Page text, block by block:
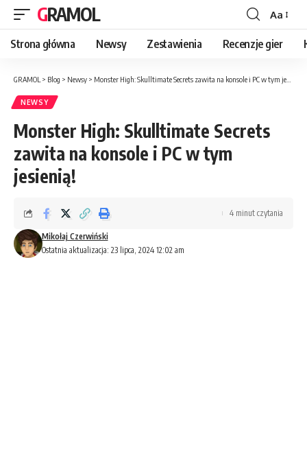
GRAMOL Aa
Strona główna Newsy Zestawienia Recenzje gier
GRAMOL > Blog > Newsy > Monster High: Skulltimate Secrets zawita na konsole i PC w tym jesienią!
NEWSY
Monster High: Skulltimate Secrets
zawita na konsole i PC w tym
jesienią!
Ostatnia aktualizacja: 23 lipca, 2024 12:02 am
Mikołaj Czerwiński
4 minut czytania